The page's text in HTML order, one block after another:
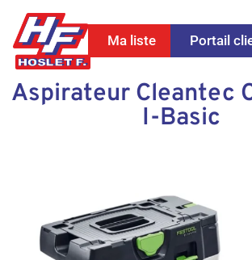
Ma liste Portail
Aspirateur Cleantec
I-Basic